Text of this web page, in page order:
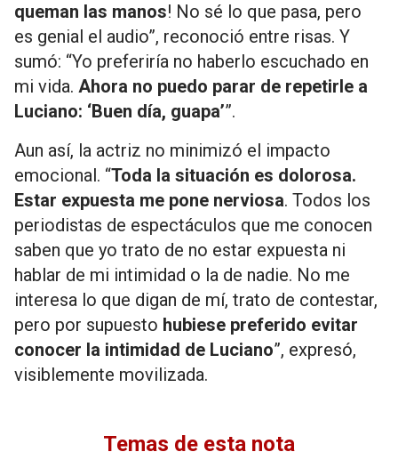
queman las manos! No sé lo que pasa, pero
es genial el audio”, reconoció entre risas. Y
sumó: “Yo preferiría no haberlo escuchado en
mi vida. Ahora no puedo parar de repetirle a
Luciano: ‘Buen día, guapa’”.
Aun así, la actriz no minimizó el impacto
emocional. “Toda la situación es dolorosa.
Estar expuesta me pone nerviosa. Todos los
periodistas de espectáculos que me conocen
saben que yo trato de no estar expuesta ni
hablar de mi intimidad o la de nadie. No me
interesa lo que digan de mí, trato de contestar,
pero por supuesto hubiese preferido evitar
conocer la intimidad de Luciano”, expresó,
visiblemente movilizada.
Temas de esta nota